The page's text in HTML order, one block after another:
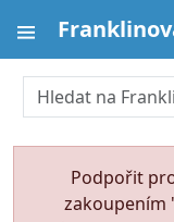
Podpořit
zakoupením